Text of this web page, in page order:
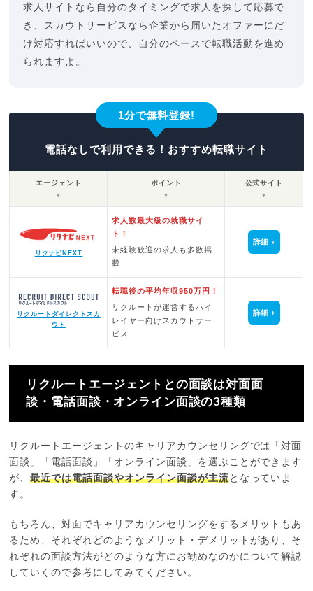
求人サイトなら自分のタイミングで求人を探して応募で
き、スカウトサービスなら企業から届いたオファーにだ
け対応すればいいので、自分のペースで転職活動を進め
られますよ。
1分で無料登録!
電話なしで利用できる！おすすめ転職サイト
エージェント
▼
ポイント
▼
公式サイト
▼
リクナビNEXT
求人数最大級の就職サイ
ト！
未経験歓迎の求人も多数掲
載
詳細
リクルートダイレクトスカ
ウト
転職後の平均年収950万円！
リクルートが運営するハイ
レイヤー向けスカウトサー
ビス
詳細
リクルートエージェントとの面談は対面面
談・電話面談・オンライン面談の3種類
リクルートエージェントのキャリアカウンセリングでは「対面
面談」「電話面談」「オンライン面談」を選ぶことができます
が、最近では電話面談やオンライン面談が主流となっていま
す。
もちろん、対面でキャリアカウンセリングをするメリットもあ
るため、それぞれどのようなメリット・デメリットがあり、そ
れぞれの面談方法がどのような方にお勧めなのかについて解説
していくので参考にしてみてください。